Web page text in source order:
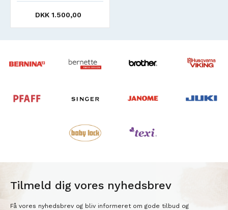
DKK 1.500,00
Tilmeld dig vores nyhedsbrev
Få vores nyhedsbrev og bliv informeret om gode tilbud og